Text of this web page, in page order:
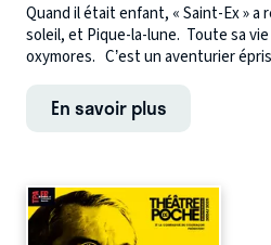
Quand il était enfant, « Saint-Ex » a
soleil, et Pique-la-lune. Toute sa
oxymores. C’est un aventurier
En savoir plus